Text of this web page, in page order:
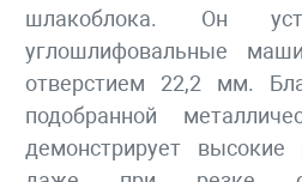
шлакоблока. Он
углошлифовальные
отверстием 22,2 мм.
подобранной
демонстрирует высокие